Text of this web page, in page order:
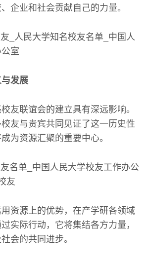
企业和社会贡献自己的力量。
发展
友联谊会的建立具有深远影响。
友与贵宾共同见证了这一历史性
为资源汇聚的重要中心。
资源上的优势，在产学研各领域
实际行动，它将集结各方力量，
会的共同进步。